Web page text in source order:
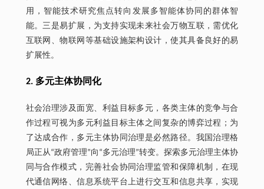
用，智能技术研究焦点转向发展多智能体协同的群体智
能。三是易扩展，为支持实现未来社会万物互联，需优化
互联网、物联网等基础设施架构设计，使其具备良好的易
扩展性。
2. 多元主体协同化
社会治理涉及面宽、利益目标多元，各类主体的竞争与合
作过程可视为多元利益目标主体之间复杂的博弈过程；为
了达成合作，多元主体协同治理是必然路径。我国治理格
局正从“政府管理”向“多元治理”转变。探索多元治理主体协
同与合作模式，完善社会协同治理监管和保障机制，在现
代通信网络、信息系统平台上进行交互和信息共享，实现